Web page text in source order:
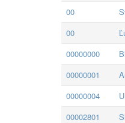
00
00
00000000
00000001
00000004
00002801